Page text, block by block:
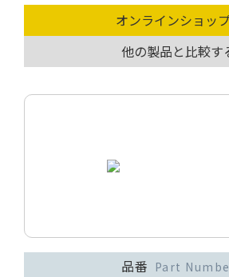
オンラインショッ
他の製品と比較す
品番 Part